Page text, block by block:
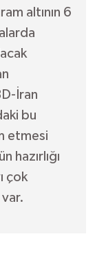
altının 6
İran
bu
etmesi
hazırlığı
çok